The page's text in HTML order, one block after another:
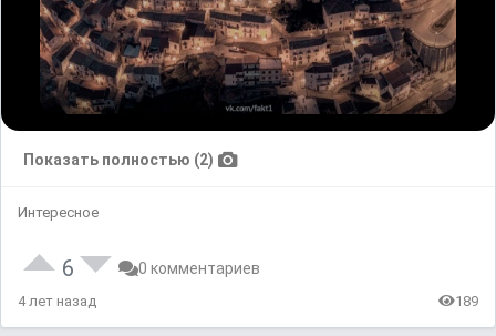
Показать полностью (2)
Интересное
6 0 комментариев
4 лет назад 189